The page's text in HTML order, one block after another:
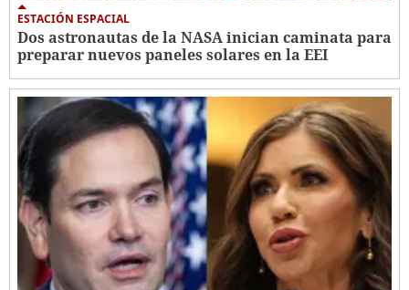
ESTACIÓN ESPACIAL
Dos astronautas de la NASA inician caminata para
preparar nuevos paneles solares en la EEI